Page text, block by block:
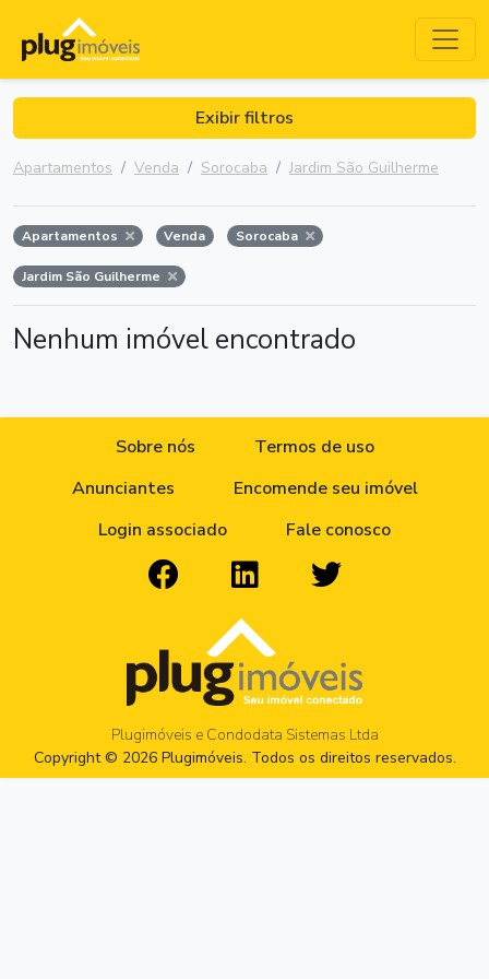
Exibir filtros
Apartamentos Venda Sorocaba Jardim São Guilherme
Apartamentos Venda Sorocaba
Jardim São Guilherme
Nenhum imóvel encontrado
Sobre nós
Termos de uso
Anunciantes
Encomende seu imóvel
Login associado
Fale conosco
Plugimóveis e Condodata Sistemas Ltda
Copyright © 2026 Plugimóveis. Todos os direitos reservados.